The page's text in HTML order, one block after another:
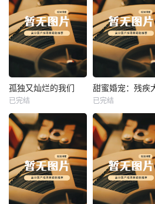
热播
未知
孤独又灿烂的我们
已完结
热播
未知
已完结